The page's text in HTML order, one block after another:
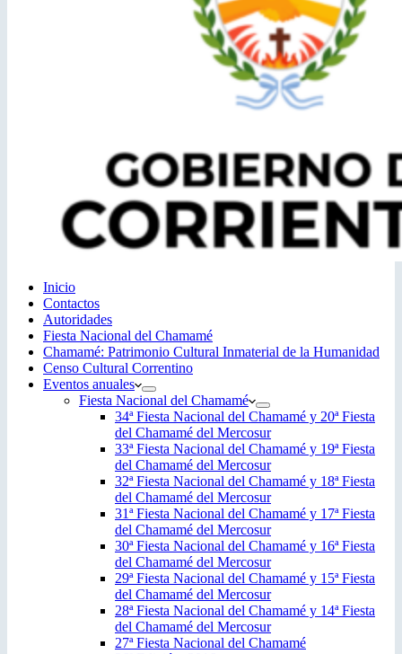
Inicio
Contactos
Autoridades
Fiesta Nacional del Chamamé
Chamamé: Patrimonio Cultural Inmaterial de la Humanidad
Censo Cultural Correntino
Eventos anuales
Fiesta Nacional del Chamamé
34ª Fiesta Nacional del Chamamé y 20ª Fiesta
del Chamamé del Mercosur
33ª Fiesta Nacional del Chamamé y 19ª Fiesta
del Chamamé del Mercosur
32ª Fiesta Nacional del Chamamé y 18ª Fiesta
del Chamamé del Mercosur
31ª Fiesta Nacional del Chamamé y 17ª Fiesta
del Chamamé del Mercosur
30ª Fiesta Nacional del Chamamé y 16ª Fiesta
del Chamamé del Mercosur
29ª Fiesta Nacional del Chamamé y 15ª Fiesta
del Chamamé del Mercosur
28ª Fiesta Nacional del Chamamé y 14ª Fiesta
del Chamamé del Mercosur
27ª Fiesta Nacional del Chamamé